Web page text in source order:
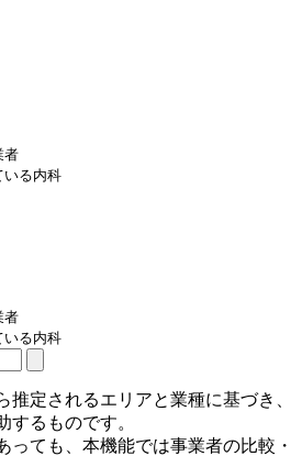
者
いる内科
者
いる内科
定されるエリアと業種に基づき、
するものです。
っても、本機能では事業者の比較・